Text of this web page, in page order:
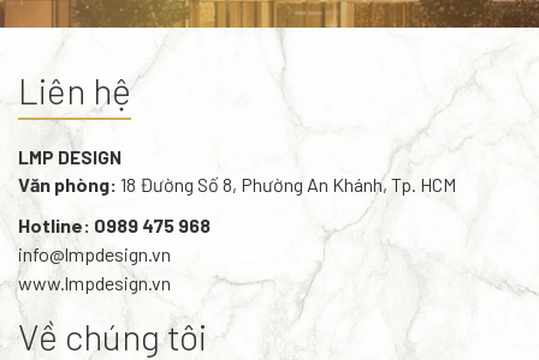
Liên hệ
LMP DESIGN
Văn phòng: 18 Đường Số 8, Phường An Khánh, Tp. HCM
Hotline: 0989 475 968
info@lmpdesign.vn
www.lmpdesign.vn
Về chúng tôi